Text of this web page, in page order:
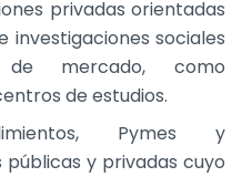
privadas orientadas
investigaciones sociales
mercado, como
de estudios.
Pymes y
públicas y privadas cuyo